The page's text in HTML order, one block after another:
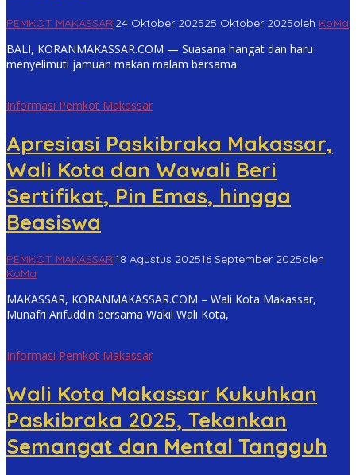
PEMKOT MAKASSAR|24 Oktober 202525 Oktober 2025oleh KoMa
BALI, KORANMAKASSAR.COM — Suasana hangat dan haru
menyelimuti jamuan makan malam bersama
Informasi Pemkot Makassar
Apresiasi Paskibraka Makassar,
Wali Kota dan Wawali Beri
Sertifikat, Pin Emas, hingga
Beasiswa
PEMKOT MAKASSAR|18 Agustus 202516 September 2025oleh
KoMa
MAKASSAR, KORANMAKASSAR.COM – Wali Kota Makassar,
Munafri Arifuddin bersama Wakil Wali Kota,
Informasi Pemkot Makassar
Wali Kota Makassar Kukuhkan
Paskibraka 2025, Tekankan
Semangat dan Mental Tangguh